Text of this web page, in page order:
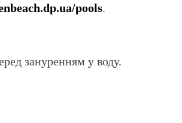
pools.
зануренням у воду.